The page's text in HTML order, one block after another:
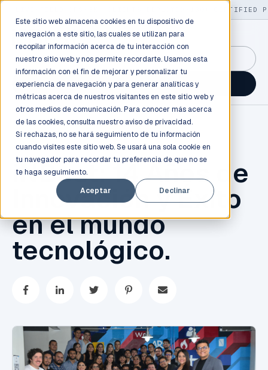
Este sitio web almacena cookies en tu dispositivo de
navegación a este sitio, las cuales se utilizan para
recopilar información acerca de tu interacción con
nuestro sitio web y nos permite recordarte. Usamos esta
información con el fin de mejorar y personalizar tu
experiencia de navegación y para generar analíticas y
métricas acerca de nuestros visitantes en este sitio web y
otros medios de comunicación. Para conocer más acerca
de las cookies, consulta nuestro aviso de privacidad.
Si rechazas, no se hará seguimiento de tu información
cuando visites este sitio web. Se usará una sola cookie en
tu navegador para recordar tu preferencia de que no se
te haga seguimiento.
Aceptar
Declinar
130+ CERTIFIED
GuidancePlex →
Talk to an engineer →
iNBest: 14 Años de
Innovación y Éxito
en el mundo
tecnológico.